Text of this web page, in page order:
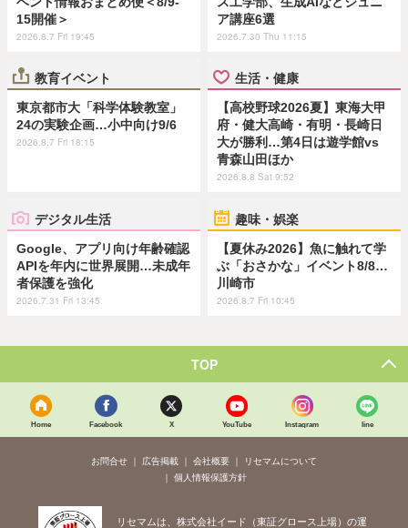
15開催＞
2026.8.7 Fri 19:45
ア講座6選
2026.7.30 Thu 11:15
教育イベント
東京都市大「科学体験教室」
24の実験企画…小中向け9/6
2026.8.7 Fri 18:15
生活・健康
【高校野球2026夏】東海大甲
府・健大高崎・有明・長崎日
大が勝利…第4日は遊学館vs
青森山田ほか
2026.8.8 Sat 9:52
デジタル生活
Google、アプリ向け年齢確認
APIを年内に世界展開…未成年
者保護を強化
2026.7.31 Fri 13:45
趣味・娯楽
【夏休み2026】魚に触れて学
ぶ「おさかな」イベント8/8…
川崎市
2026.8.7 Fri 10:45
TOP
Home Facebook X YouTube Instagram line
お問合せ 広告掲載 会社概要
リセマムについて
個人情報保護方針
リセマムは、株式会社イード（東証グロース上場）の運